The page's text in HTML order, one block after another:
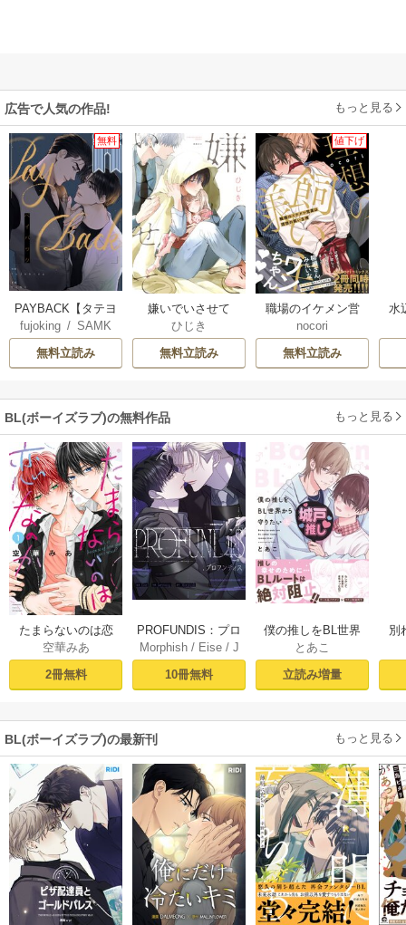
広告で人気の作品! もっと見る
無料
PAYBACK【タテヨ
ミ】
fujoking /SAMK
無料立読み
嫌いでいさせて
ひじき
無料立読み
値下げ
職場のイケメン営
業は理想の飼い主
様【単行本版】
nocori
無料立読み
水
BL(ボーイズラブ)の無料作品 もっと見る
たまらないのは恋
なのか（１）【シ
ーモア限定特典付
き】
空華みあ
2冊無料
PROFUNDIS：プロ
フンディス【タテ
ヨミ】1
Morphish/ Eise/ J
aeyoung
10冊無料
僕の推しをBL世界
から守りたい【シ
ーモア限定特典付
き電子単行本】 上
とあこ
立読み増量
別
BL(ボーイズラブ)の最新刊 もっと見る